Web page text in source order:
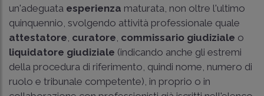
un'adeguata esperienza maturata, non oltre l'ultimo
quinquennio, svolgendo attività professionale quale
attestatore curatore commissario giudiziale o
liquidatore giudiziale (indicando anche gli estremi
della procedura di riferimento, quindi nome, numero di
ruolo e tribunale competente), in proprio o in